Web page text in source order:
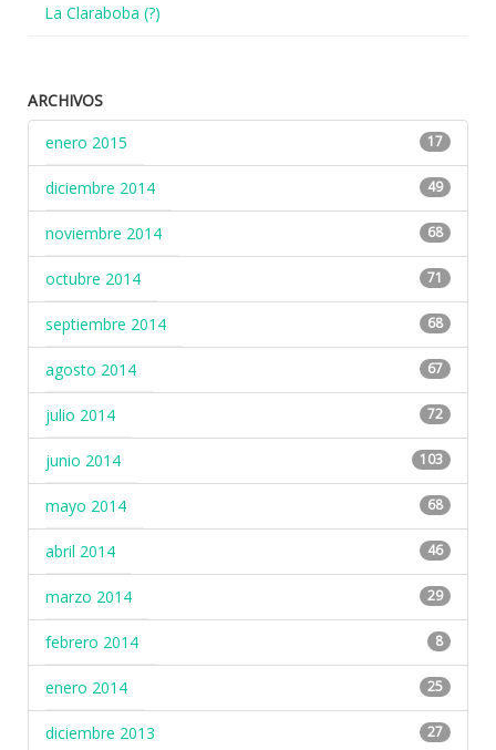
La Claraboba (?)
ARCHIVOS
enero 2015
17
diciembre 2014 49
noviembre 2014 68
octubre 2014 71
septiembre 2014 68
agosto 2014 67
julio 2014 72
junio 2014 103
mayo 2014 68
abril 2014 46
marzo 2014 29
febrero 2014 8
enero 2014 25
diciembre 2013 27